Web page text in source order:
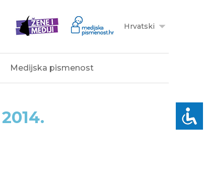
Hrvatski
Medijska pismenost